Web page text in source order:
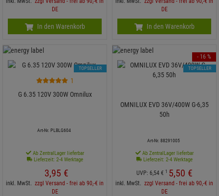
DE
In den Warenkorb
DE
In den Warenkorb
1
G 6.35 120V 300W Omnilux
Art-Nr. PLBLG604
Ab ZentralLager lieferbar
Lieferzeit: 2-4 Werktage
3,95 €
inkl. MwSt. zzgl Versand - frei ab 90,-€ in
DE
TOPSELLER
OMNILUX EVD 36V/400W G-6,35
50h
Art-Nr. 88291005
Ab ZentralLager lieferbar
Lieferzeit: 2-4 Werktage
UVP: 6,54 € 1 5,50 €
inkl. MwSt. zzgl Versand - frei ab 90,-€ in
DE
- 16 %
TOPSELLER